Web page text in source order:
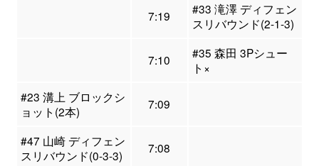
7:19
#33 滝澤 ディフェン
スリバウンド(2-1-3)
7:10
#35 森田 3Pシュー
ト×
#23 溝上 ブロックシ
ョット(2本)
7:09
#47 山崎 ディフェン
スリバウンド(0-3-3)
7:08